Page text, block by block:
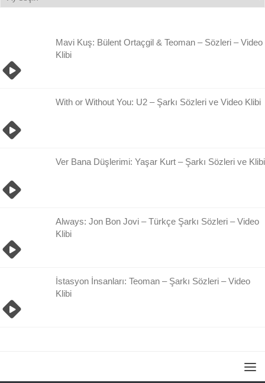
Damlası
Mavi Kuş: Bülent Ortaçgil & Teoman – Sözleri – Video
Klibi
With or Without You: U2 – Şarkı Sözleri ve Video Klibi
Ver Bana Düşlerimi: Yaşar Kurt – Şarkı Sözleri ve Klibi
Always: Jon Bon Jovi – Türkçe Şarkı Sözleri – Video
Klibi
İstasyon İnsanları: Teoman – Şarkı Sözleri – Video
Klibi